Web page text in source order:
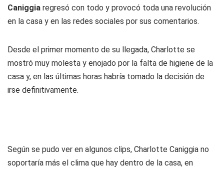
Caniggia regresó con todo y provocó toda una revolución
en la casa y en las redes sociales por sus comentarios.
Desde el primer momento de su llegada, Charlotte se
mostró muy molesta y enojado por la falta de higiene de la
casa y, en las últimas horas habría tomado la decisión de
irse definitivamente.
Según se pudo ver en algunos clips, Charlotte Caniggia no
soportaría más el clima que hay dentro de la casa, en